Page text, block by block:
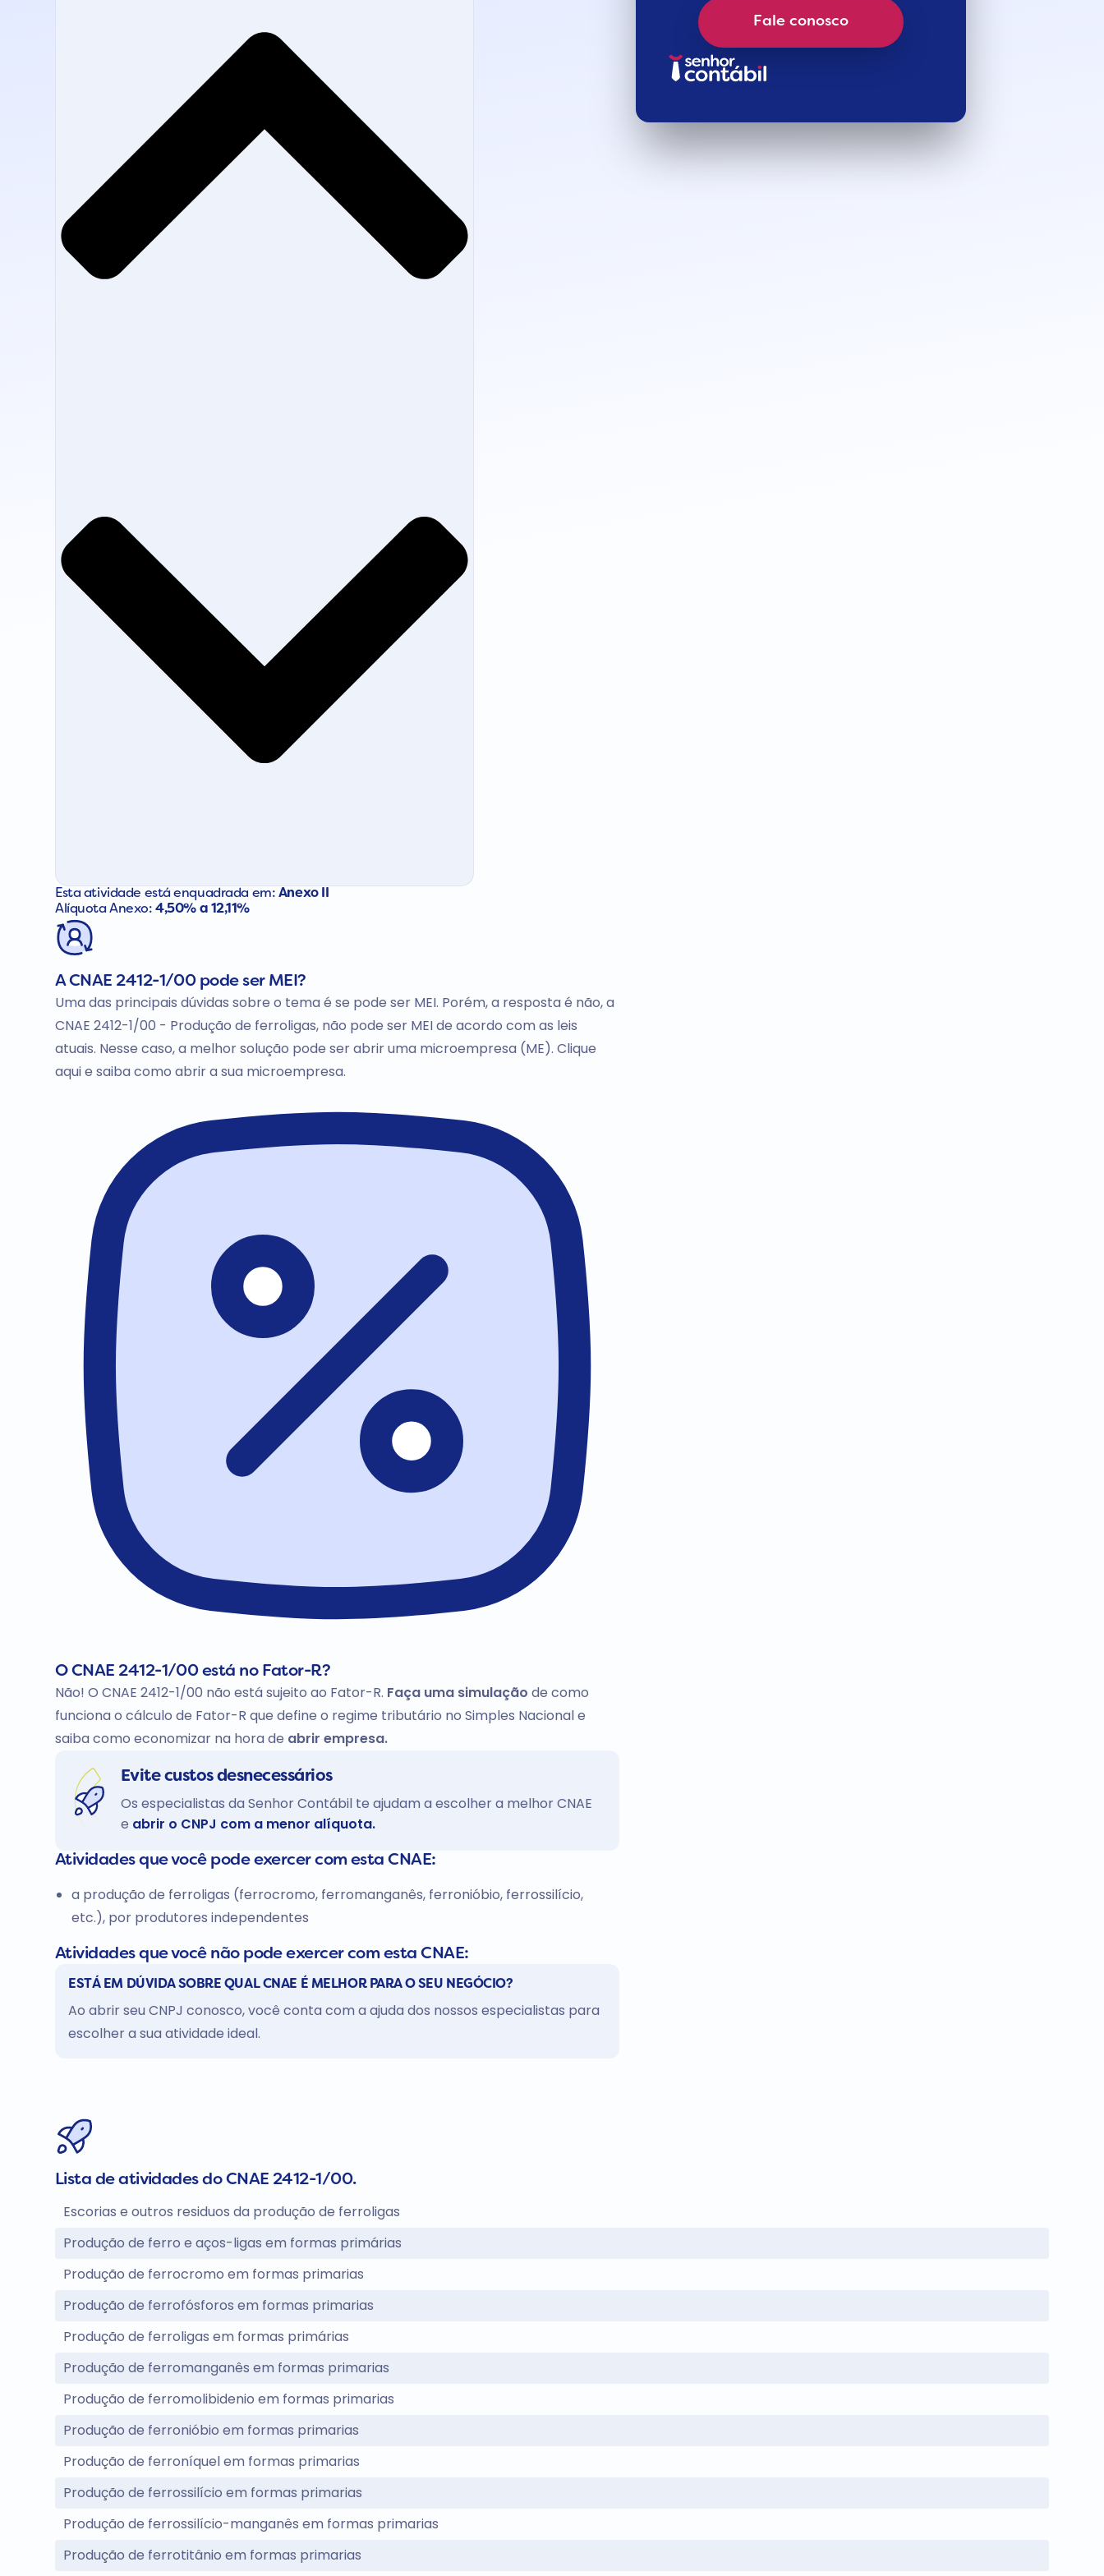
Esta atividade está enquadrada em: Anexo II
Alíquota Anexo:4,50% a 12,11%
A CNAE 2412-1/00 pode ser MEI?
Uma das principais dúvidas sobre o tema é se pode ser MEI. Porém, a resposta é não, a
CNAE 2412-1/00 - Produção de ferroligas, não pode ser MEI de acordo com as leis
atuais. Nesse caso, a melhor solução pode ser abrir uma microempresa (ME). Clique
aqui e saiba como abrir a sua microempresa.
O CNAE 2412-1/00 está no Fator-R?
Não! O CNAE 2412-1/00 não está sujeito ao Fator-R. Faça uma simulação de como
funciona o cálculo de Fator-R que define o regime tributário no Simples Nacional e
saiba como economizar na hora de abrir empresa.
Evite custos desnecessários
Os especialistas da Senhor Contábil te ajudam a escolher a melhor CNAE
e abrir o CNPJ com a menor alíquota.
Atividades que você pode exercer com esta CNAE:
a produção de ferroligas (ferrocromo, ferromanganês, ferronióbio, ferrossilício,
etc.), por produtores independentes
Atividades que você não pode exercer com esta CNAE:
ESTÁ EM DÚVIDA SOBRE QUAL CNAE É MELHOR PARA O SEU NEGÓCIO?
Ao abrir seu CNPJ conosco, você conta com a ajuda dos nossos especialistas para
escolher a sua atividade ideal.
Fale conosco
Lista de atividades do CNAE 2412-1/00.
Escorias e outros residuos da produção de ferroligas
Produção de ferro e aços-ligas em formas primárias
Produção de ferrocromo em formas primarias
Produção de ferrofósforos em formas primarias
Produção de ferroligas em formas primárias
Produção de ferromanganês em formas primarias
Produção de ferromolibidenio em formas primarias
Produção de ferronióbio em formas primarias
Produção de ferroníquel em formas primarias
Produção de ferrossilício em formas primarias
Produção de ferrossilício-manganês em formas primarias
Produção de ferrotitânio em formas primarias